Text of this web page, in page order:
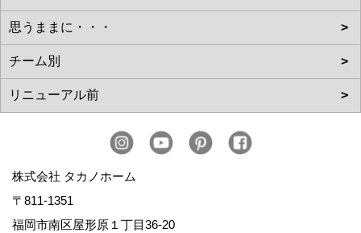
株式会社 タカノホーム
〒811-1351
福岡市南区屋形原１丁目36-20